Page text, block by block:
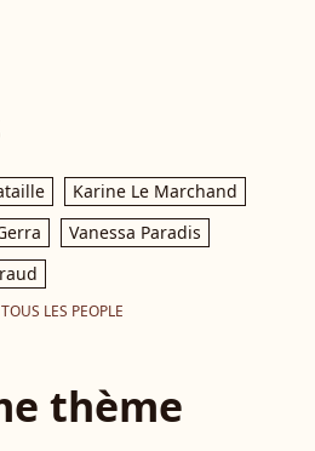
Karine Le Marchand
Vanessa Paradis
LES PEOPLE
thème